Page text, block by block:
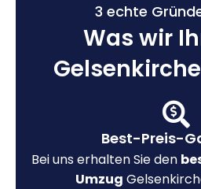
3 echte
Was wir
Best-Preis-
Bei uns erhalten Sie den
Umzug